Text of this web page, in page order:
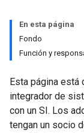
En esta página
Fondo
Función y
Esta página está
integrador de
con un SI. Los
tengan un socio